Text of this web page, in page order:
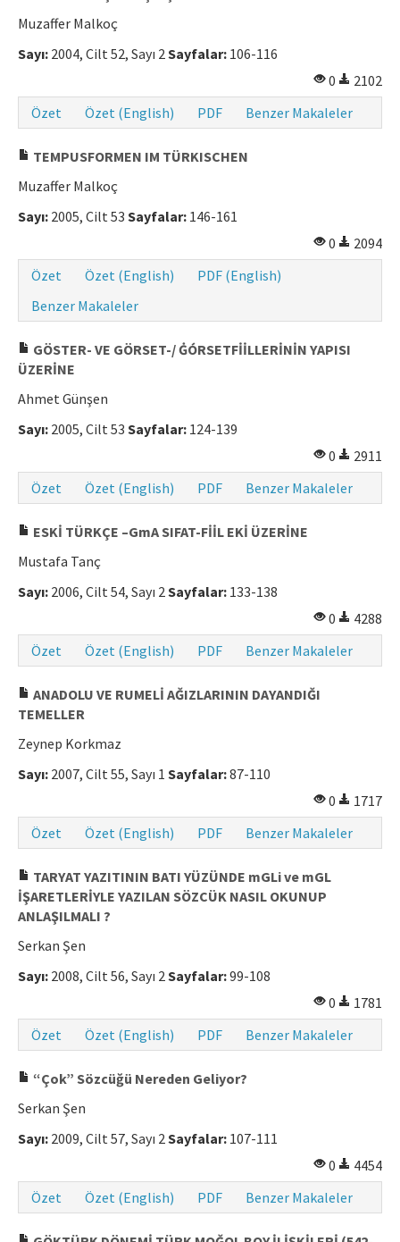
Muzaffer Malkoç
Sayı: 2004, Cilt 52, Sayı 2Sayfalar: 106-116
0
2102
Özet
Özet (English) PDF Benzer Makaleler
TEMPUSFORMEN IM TÜRKISCHEN
Muzaffer Malkoç
Sayı: 2005, Cilt 53 Sayfalar: 146-161
0
2094
Özet
Özet (English)
PDF (English)
Benzer Makaleler
GÖSTER- VE GÖRSET-/ ĠÓRSETFİİLLERİNİN YAPISI
ÜZERİNE
Ahmet Günşen
Sayı: 2005, Cilt 53 Sayfalar: 124-139
0
2911
Özet
Özet (English) PDF Benzer Makaleler
ESKİ TÜRKÇE –GmA SIFAT-FİİL EKİ ÜZERİNE
Mustafa Tanç
Sayı: 2006, Cilt 54, Sayı 2Sayfalar: 133-138
0
4288
Özet
Özet (English) PDF Benzer Makaleler
ANADOLU VE RUMELİ AĞIZLARININ DAYANDIĞI
TEMELLER
Zeynep Korkmaz
Sayı: 2007, Cilt 55, Sayı 1 Sayfalar:87-110
0
1717
Özet
Özet (English) PDF Benzer Makaleler
TARYAT YAZITININ BATI YÜZÜNDE mGLi ve mGL
İŞARETLERİYLE YAZILAN SÖZCÜK NASIL OKUNUP
ANLAŞILMALI ?
Serkan Şen
Sayı: 2008, Cilt 56, Sayı 2Sayfalar:99-108
0
1781
Özet
Özet (English) PDF Benzer Makaleler
“Çok” Sözcüğü Nereden Geliyor?
Serkan Şen
Sayı: 2009, Cilt 57, Sayı 2Sayfalar: 107-111
0
4454
Özet
Özet (English) PDF Benzer Makaleler